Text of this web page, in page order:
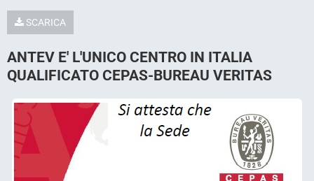
SCARICA
ANTEV E' L'UNICO CENTRO IN ITALIA
QUALIFICATO CEPAS-BUREAU VERITAS